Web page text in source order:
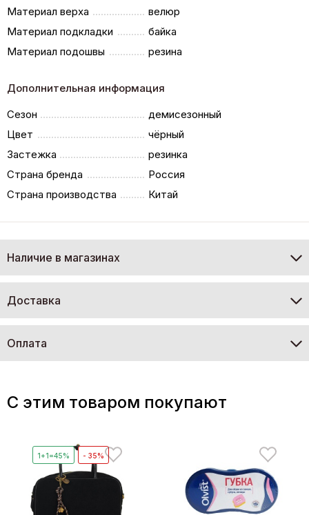
Материал верха
велюр
Материал подкладки
байка
Материал подошвы
резина
Дополнительная информация
Сезон
демисезонный
Цвет
чёрный
Застежка
резинка
Страна бренда
Россия
Страна производства
Китай
Наличие в магазинах
Доставка
Оплата
C этим товаром покупают
1+1=45% - 35%